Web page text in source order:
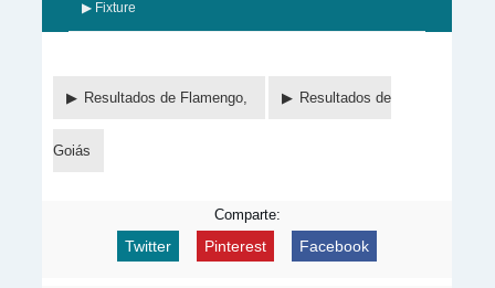
▶ Fixture
Resultados de Flamengo, Resultados de
Goiás
Comparte:
Twitter Pinterest Facebook